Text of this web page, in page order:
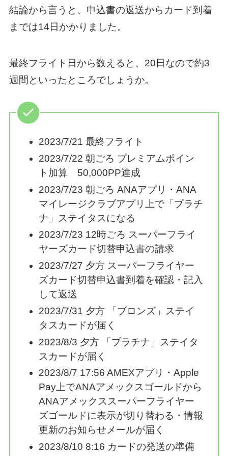
結論から言うと、申込書の返送からカード到着
までは14日かかりました。
最終フライト日から数えると、20日なので約3
週間といったところでしょうか。
2023/7/21 最終フライト
2023/7/22 朝ごろ プレミアムポイン
ト加算 50,000PP達成
2023/7/23 朝ごろ ANAアプリ・ANA
マイレージクラブアプリ上で「プラチ
ナ」ステイタスになる
2023/7/23 12時ごろ スーパーフライ
ヤーズカード切替申込書の請求
2023/7/27 夕方 スーパーフライヤー
ズカード切替申込書到着を確認・記入
して返送
2023/7/31 夕方 「ブロンズ」ステイ
タスカードが届く
2023/8/3 夕方 「プラチナ」ステイタ
スカードが届く
2023/8/7 17:56 AMEXアプリ・Apple
Pay上でANAアメックスゴールドから
ANAアメックススーパーフライヤー
ズゴールドに表示が切り替わる・情報
更新のお知らせメールが届く
2023/8/10 8:16 カードの発送の準備